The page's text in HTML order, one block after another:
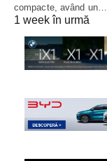
compacte, având un…
1 week în urmă